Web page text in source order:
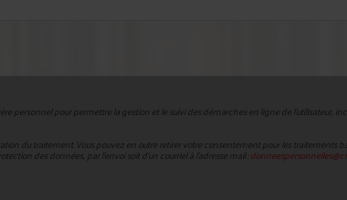
personnel pour permettre la gestion et le suivi des démarches en ligne de l'utilisateur,
du traitement. Vous pouvez en outre retirer votre consentement pour les traitements
des données, par l’envoi soit d’un courriel à l’adresse mail :